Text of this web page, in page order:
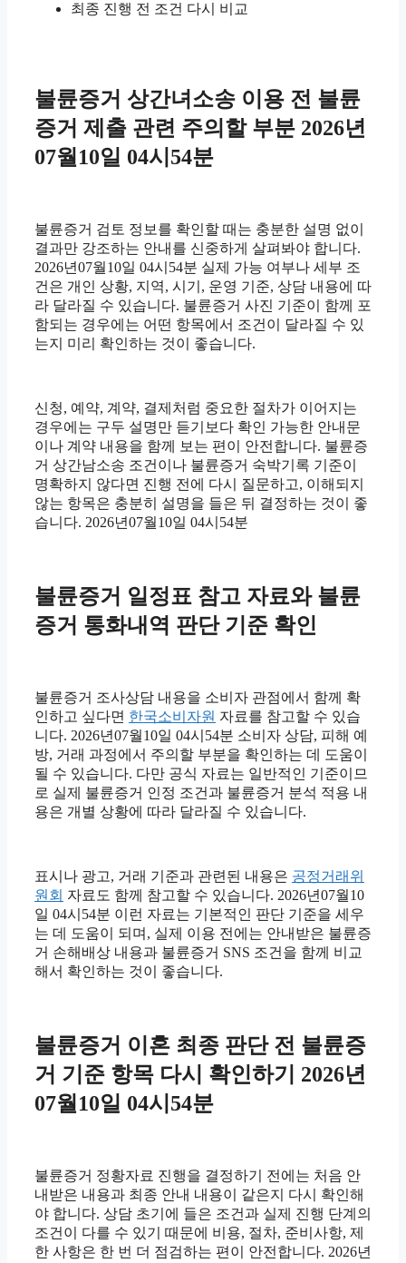
최종 진행 전 조건 다시 비교
불륜증거 상간녀소송 이용 전 불륜
증거 제출 관련 주의할 부분 2026년
07월10일 04시54분
불륜증거 검토 정보를 확인할 때는 충분한 설명 없이
결과만 강조하는 안내를 신중하게 살펴봐야 합니다.
2026년07월10일 04시54분 실제 가능 여부나 세부 조
건은 개인 상황, 지역, 시기, 운영 기준, 상담 내용에 따
라 달라질 수 있습니다. 불륜증거 사진 기준이 함께 포
함되는 경우에는 어떤 항목에서 조건이 달라질 수 있
는지 미리 확인하는 것이 좋습니다.
신청, 예약, 계약, 결제처럼 중요한 절차가 이어지는
경우에는 구두 설명만 듣기보다 확인 가능한 안내문
이나 계약 내용을 함께 보는 편이 안전합니다. 불륜증
거 상간남소송 조건이나 불륜증거 숙박기록 기준이
명확하지 않다면 진행 전에 다시 질문하고, 이해되지
않는 항목은 충분히 설명을 들은 뒤 결정하는 것이 좋
습니다. 2026년07월10일 04시54분
불륜증거 일정표 참고 자료와 불륜
증거 통화내역 판단 기준 확인
불륜증거 조사상담 내용을 소비자 관점에서 함께 확
인하고 싶다면 한국소비자원 자료를 참고할 수 있습
니다. 2026년07월10일 04시54분 소비자 상담, 피해 예
방, 거래 과정에서 주의할 부분을 확인하는 데 도움이
될 수 있습니다. 다만 공식 자료는 일반적인 기준이므
로 실제 불륜증거 인정 조건과 불륜증거 분석 적용 내
용은 개별 상황에 따라 달라질 수 있습니다.
표시나 광고, 거래 기준과 관련된 내용은 공정거래위
원회 자료도 함께 참고할 수 있습니다. 2026년07월10
일 04시54분 이런 자료는 기본적인 판단 기준을 세우
는 데 도움이 되며, 실제 이용 전에는 안내받은 불륜증
거 손해배상 내용과 불륜증거 SNS 조건을 함께 비교
해서 확인하는 것이 좋습니다.
불륜증거 이혼 최종 판단 전 불륜증
거 기준 항목 다시 확인하기 2026년
07월10일 04시54분
불륜증거 정황자료 진행을 결정하기 전에는 처음 안
내받은 내용과 최종 안내 내용이 같은지 다시 확인해
야 합니다. 상담 초기에 들은 조건과 실제 진행 단계의
조건이 다를 수 있기 때문에 비용, 절차, 준비사항, 제
한 사항은 한 번 더 점검하는 편이 안전합니다. 2026년